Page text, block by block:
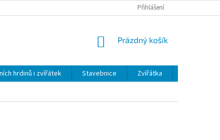
Přihlášení
NÁKUPNÍ
Prázdný košík
hrdinů i zvířátek Stavebnice Zvířátka